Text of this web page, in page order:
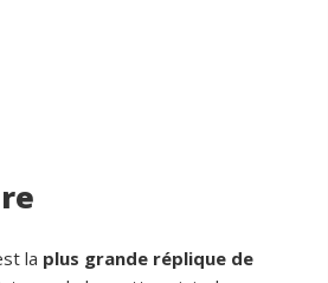
la plus grande réplique de